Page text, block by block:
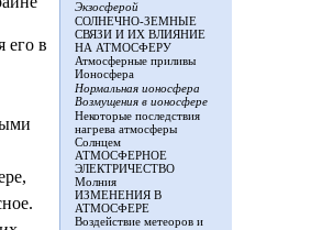
его в
Экзосферой
СОЛНЕЧНО-ЗЕМНЫЕ
СВЯЗИ И ИХ ВЛИЯНИЕ
НА АТМОСФЕРУ
Атмосферные приливы
Ионосфера
Нормальная ионосфера
Возмущения в ионосфере
Некоторые последствия
нагрева атмосферы
Солнцем
АТМОСФЕРНОЕ
ЭЛЕКТРИЧЕСТВО
Молния
ИЗМЕНЕНИЯ В
АТМОСФЕРЕ
Воздействие метеоров и